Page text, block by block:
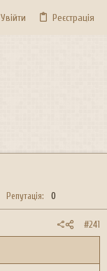
Увійти Реєстрація
Репутація 0
#241